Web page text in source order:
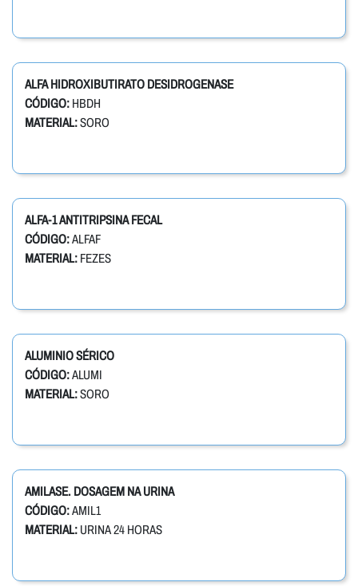
ALFA HIDROXIBUTIRATO DESIDROGENASE
CÓDIGO: HBDH
MATERIAL:SORO
ALFA-1 ANTITRIPSINA FECAL
CÓDIGO:ALFAF
MATERIAL: FEZES
ALUMINIO SÉRICO
CÓDIGO:ALUMI
MATERIAL:SORO
AMILASE. DOSAGEM NA URINA
CÓDIGO:AMIL1
MATERIAL: URINA 24 HORAS